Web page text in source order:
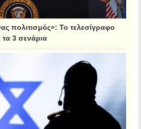
πολιτισμός»: Το τελεσίγραφο
3 σενάρια